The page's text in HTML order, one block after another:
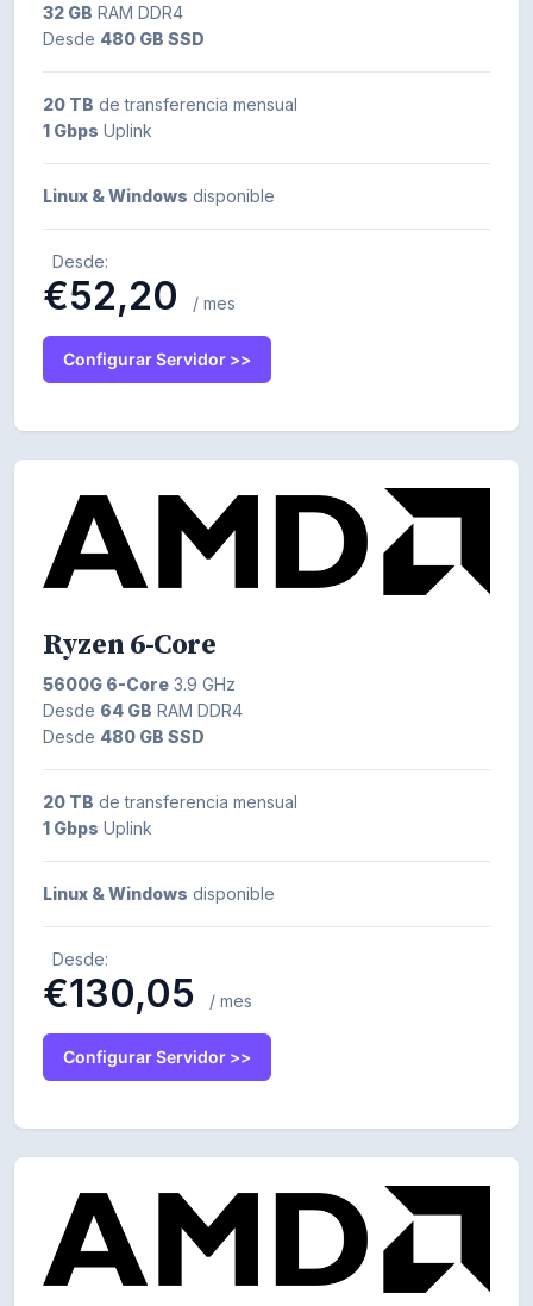
32 GB RAM DDR4
Desde 480 GB SSD
20 TB de transferencia mensual
1 Gbps Uplink
Linux & Windows disponible
Desde:
€52,20 / mes
Configurar Servidor >>
Ryzen 6-Core
5600G 6-Core 3.9 GHz
Desde 64 GB RAM DDR4
Desde 480 GB SSD
20 TB de transferencia mensual
1 Gbps Uplink
Linux & Windows disponible
Desde:
€130,05 / mes
Configurar Servidor >>